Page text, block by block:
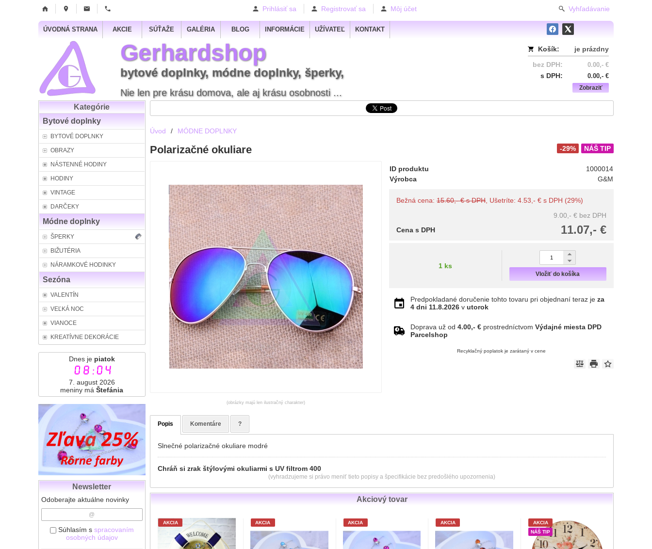
Prihlásiť sa Registrovať sa Môj účet Vyhľadávanie
ÚVODNÁ STRANA AKCIE SÚŤAŽE GALÉRIA BLOG INFORMÁCIE UŽÍVATEĽ KONTAKT
Košík:
je prázdny
bez DPH:
0.00,- €
s DPH: 0.00,- €
Zobraziť
Gerhardshop
bytové doplnky, módne doplnky, šperky,
Nie len pre krásu domova, ale aj krásu osobnosti ...
Kategórie
Bytové doplnky
BYTOVÉ DOPLNKY
OBRAZY
NÁSTENNÉ HODINY
HODINY
VINTAGE
DARČEKY
Módne doplnky
ŠPERKY
BIŽUTÉRIA
NÁRAMKOVÉ HODINKY
Sezóna
VALENTÍN
VEĽKÁ NOC
VIANOCE
KREATÍVNE DEKORÁCIE
Dnes je piatok
08:04
7. august 2026
meniny máŠtefánia
Newsletter
Odoberajte aktuálne novinky
Súhlasím s spracovaním
osobných údajov
Úvod / MÓDNE DOPLNKY
NÁŠ TIP
-29%
Polarizačné okuliare
(obrázky majú len ilustračný charakter)
ID produktu
1000014
Výrobca
G&M
Bežná cena:15.60,- € s DPH , Ušetríte: 4.53,- € s DPH (29%)
9.00,- € bez DPH
11.07,- €
Cena s DPH
1 ks
Vložiť do košíka
Predpokladané doručenie tohto tovaru pri objednaní teraz jeza
4 dni 11.8.2026 vutorok
Doprava už od4.00,- € prostredníctvomVýdajné miesta DPD
Parcelshop
Recyklačný poplatok je zarátaný v cene
Popis Komentáre ?
Slnečné polarizačné okuliare modré
Chráň si zrak štýlovými okuliarmi s UV filtrom 400
(vyhradzujeme si právo meniť tieto popisy a špecifikácie bez predošlého upozornenia)
Akciový tovar
AKCIA AKCIA AKCIA AKCIA
AKCIA
NÁŠ TIP